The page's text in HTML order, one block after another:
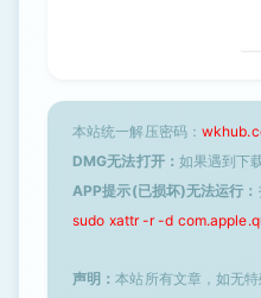
本站统一解压密码：
DMG无法打开： 如果遇到下
APP提示(已损坏)无法运行：
sudo xattr -r -d
声明：本站所有文章，如无